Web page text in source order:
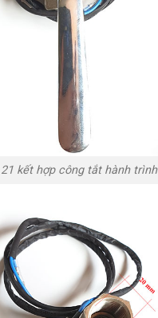
21 kết hợp công tắt hành trình